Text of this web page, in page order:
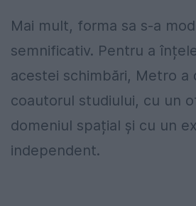
Mai mult, forma sa s-a
semnificativ. Pentru a
acestei schimbări, Metro a
coautorul studiului, cu un
domeniul spațial și cu un
independent.